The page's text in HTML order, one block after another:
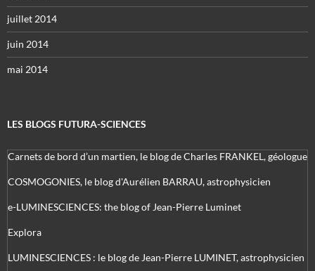
juillet 2014
juin 2014
mai 2014
LES BLOGS FUTURA-SCIENCES
Carnets de bord d’un martien, le blog de Charles FRANKEL, géologue
COSMOGONIES, le blog d'Aurélien BARRAU, astrophysicien
e-LUMINESCIENCES: the blog of Jean-Pierre Luminet
Explora
LUMINESCIENCES : le blog de Jean-Pierre LUMINET, astrophysicien